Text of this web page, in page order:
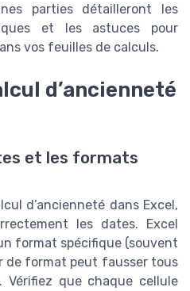
parties détailleront les
et les astuces pour
vos feuilles de calculs.
d’ancienneté
et les formats
d’ancienneté dans Excel,
les dates. Excel
format spécifique (souvent
de format peut fausser tous
Vérifiez que chaque cellule